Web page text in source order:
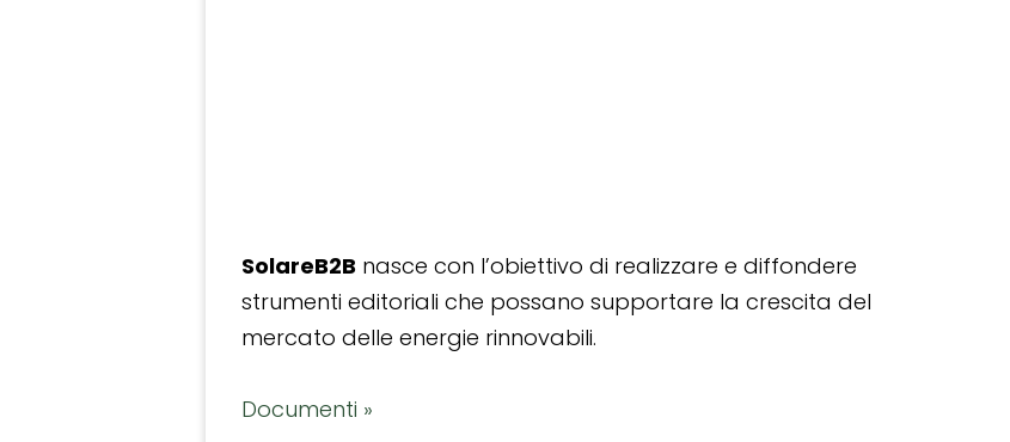
SolareB2B nasce con l’obiettivo di realizzare e diffondere
strumenti editoriali che possano supportare la crescita del
mercato delle energie rinnovabili.
Documenti »